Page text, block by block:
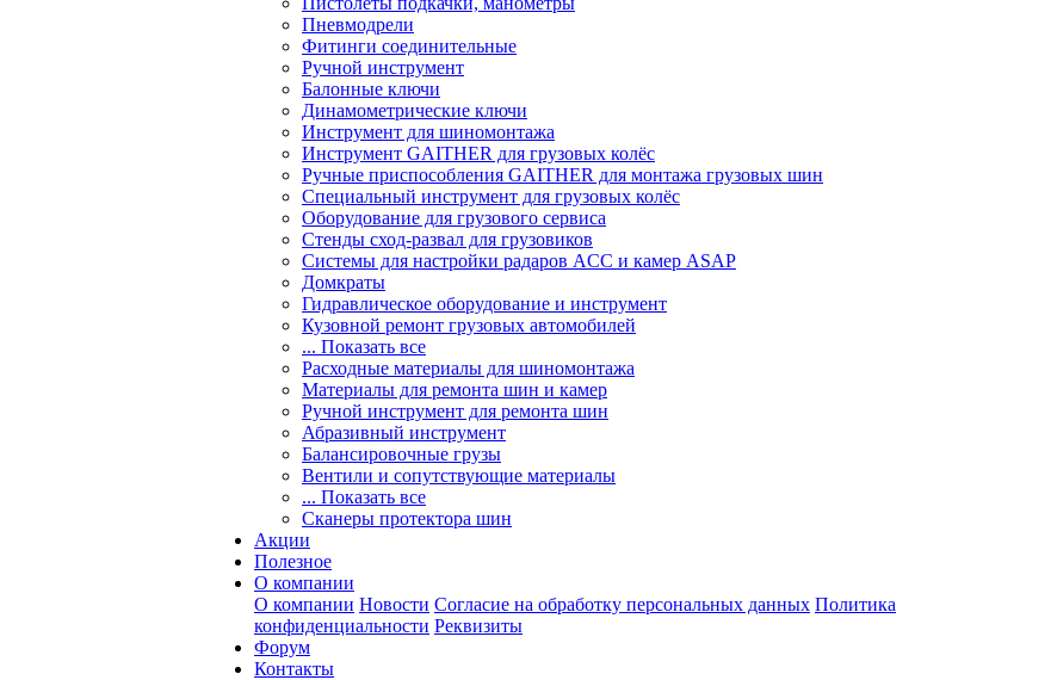
Пневмодрели
Фитинги соединительные
Ручной инструмент
Балонные ключи
Динамометрические ключи
Инструмент для шиномонтажа
Инструмент GAITHER для грузовых колёс
Ручные приспособления GAITHER для монтажа грузовых шин
Специальный инструмент для грузовых колёс
Оборудование для грузового сервиса
Стенды сход-развал для грузовиков
Системы для настройки радаров ACC и камер ASAP
Домкраты
Гидравлическое оборудование и инструмент
Кузовной ремонт грузовых автомобилей
... Показать все
Расходные материалы для шиномонтажа
Материалы для ремонта шин и камер
Ручной инструмент для ремонта шин
Абразивный инструмент
Балансировочные грузы
Вентили и сопутствующие материалы
... Показать все
Сканеры протектора шин
Акции
Полезное
О компании
О компании Новости Согласие на обработку персональных данных Политика
конфиденциальности Реквизиты
Форум
Контакты